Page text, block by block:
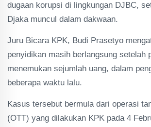
dugaan korupsi di lingkungan DJBC,
Djaka muncul dalam dakwaan.
Juru Bicara KPK, Budi Prasetyo
penyidikan masih berlangsung setelah
menemukan sejumlah uang, dalam
beberapa waktu lalu.
Kasus tersebut bermula dari operasi
(OTT) yang dilakukan KPK pada 4